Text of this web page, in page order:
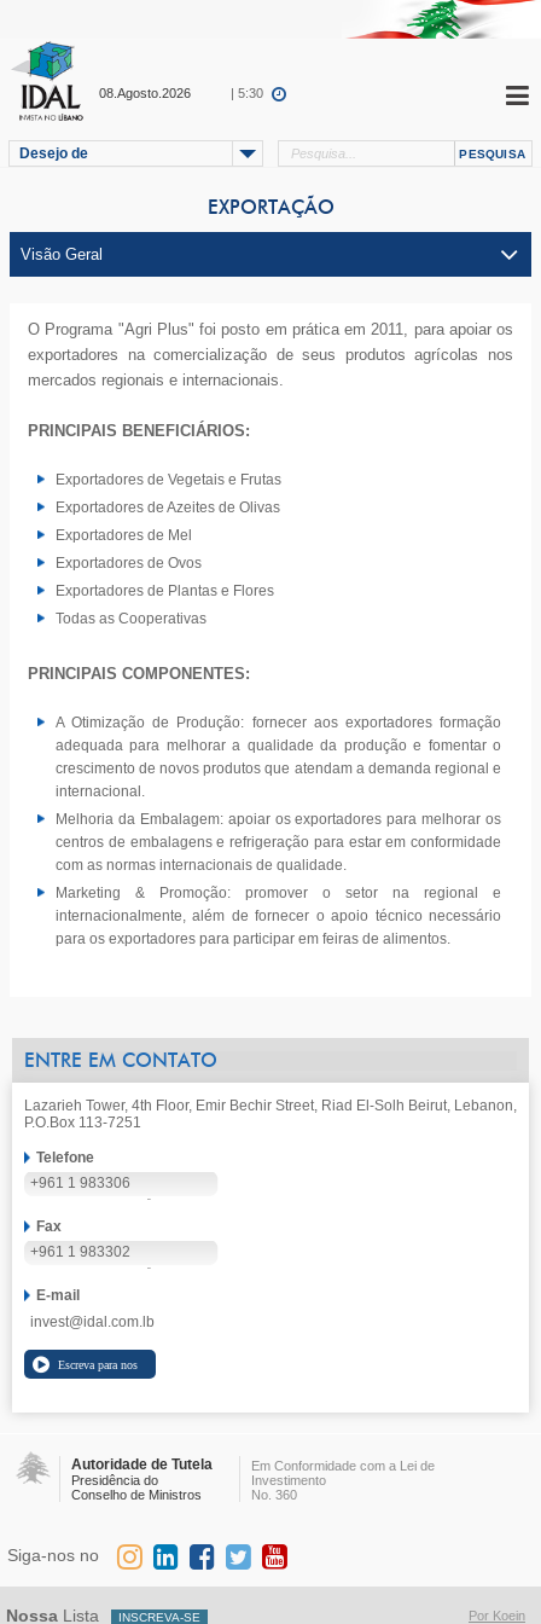
08.Agosto.2026 | 5:30
Desejo de
EXPORTAÇÃO
O Programa "Agri Plus" foi posto em prática em 2011, para apoiar os
exportadores na comercialização de seus produtos agrícolas nos
mercados regionais e internacionais.
PRINCIPAIS BENEFICIÁRIOS:
Exportadores de Vegetais e Frutas
Exportadores de Azeites de Olivas
Exportadores de Mel
Exportadores de Ovos
Exportadores de Plantas e Flores
Todas as Cooperativas
PRINCIPAIS COMPONENTES:
A Otimização de Produção: fornecer aos exportadores formação
adequada para melhorar a qualidade da produção e fomentar o
crescimento de novos produtos que atendam a demanda regional e
internacional.
Melhoria da Embalagem: apoiar os exportadores para melhorar os
centros de embalagens e refrigeração para estar em conformidade
com as normas internacionais de qualidade.
Marketing & Promoção: promover o setor na regional e
internacionalmente, além de fornecer o apoio técnico necessário
para os exportadores para participar em feiras de alimentos.
ENTRE EM CONTATO
Lazarieh Tower, 4th Floor, Emir Bechir Street, Riad El-Solh Beirut, Lebanon,
P.O.Box 113-7251
Telefone
+961 1 983306
Fax
+961 1 983302
E-mail
invest@idal.com.lb
Autoridade de Tutela
Presidência do
Conselho de Ministros
Em Conformidade com a Lei de
Investimento
No. 360
Por Koein
Nossa Lista
Siga-nos no